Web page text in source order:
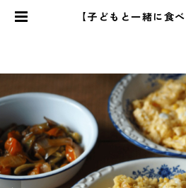
【子どもと一緒に食